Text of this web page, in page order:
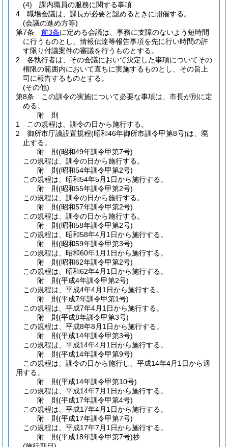
(4)
課内職員の服務に関する事項
4
職場会議は、課長が必要と認めるときに開催する。
(会議の進め方等)
第7条
前3条に定める会議は、事務に支障のないよう短時間
に行うものとし、情報伝達等報告事項を先に行い時間の許
す限り付議案件の審議を行うものとする。
2
各執行者は、その会議において決定した事項についてその
権限の範囲内において直ちに実施するものとし、その旨上
司に報告するものとする。
(その他)
第8条
この訓令の実施について必要な事項は、市長が別に定
める。
附 則
1
この規程は、訓令の日から施行する。
2
御所市庁議設置規程(昭和46年御所市訓令甲第8号)は、廃
止する。
附 則(昭和49年訓令甲第7号)
この規程は、訓令の日から施行する。
附 則(昭和54年訓令甲第2号)
この規程は、昭和54年5月1日から施行する。
附 則(昭和55年訓令甲第2号)
この規程は、訓令の日から施行する。
附 則(昭和57年訓令甲第2号)
この規程は、訓令の日から施行する。
附 則(昭和58年訓令甲第2号)
この規程は、昭和58年4月1日から施行する。
附 則(昭和59年訓令甲第3号)
この規程は、昭和60年1月1日から施行する。
附 則(昭和62年訓令甲第2号)
この規程は、昭和62年4月1日から施行する。
附 則(平成4年訓令甲第2号)
この規程は、平成4年4月1日から施行する。
附 則(平成7年訓令甲第1号)
この規程は、平成7年4月1日から施行する。
附 則(平成8年訓令甲第3号)
この規程は、平成8年8月1日から施行する。
附 則(平成14年訓令甲第3号)
この規程は、平成14年4月1日から施行する。
附 則(平成14年訓令甲第9号)
この規程は、訓令の日から施行し、平成14年4月1日から適
用する。
附 則(平成14年訓令甲第10号)
この規程は、平成14年7月1日から施行する。
附 則(平成17年訓令甲第4号)
この規程は、平成17年4月1日から施行する。
附 則(平成17年訓令甲第7号)
この規程は、平成17年7月1日から施行する。
附 則(平成18年訓令甲第7号)抄